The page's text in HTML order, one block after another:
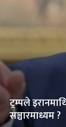
ट्रम्पले
सञ्चारमाध्यम ?